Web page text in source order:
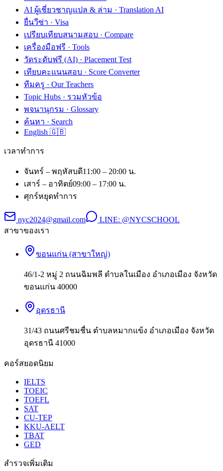
AI ผู้เชี่ยวชาญแปล & ล่าม · Translation AI
ยื่นวีซ่า · Visa
เปรียบเทียบสนามสอบ · Compare
เครื่องมือฟรี · Tools
วัดระดับฟรี (AI) · Placement Test
เทียบคะแนนสอบ · Score Converter
ทีมครู · Our Teachers
Topic Hubs · รวมหัวข้อ
พจนานุกรม · Glossary
ค้นหา · Search
English 🇬🇧
เวลาทำการ
จันทร์ – พฤหัสบดี11:00 – 20:00 น.
เสาร์ – อาทิตย์09:00 – 17:00 น.
ศุกร์หยุดทำการ
nyc2024@gmail.com LINE: @NYCSCHOOL
สาขาของเรา
ขอนแก่น (สาขาใหญ่)
46/1-2 หมู่ 2 ถนนฉิมพลี ตำบลในเมือง อำเภอเมือง จังหวัด
ขอนแก่น 40000
อุดรธานี
31/43 ถนนศรีชมชื่น ตำบลหมากแข้ง อำเภอเมือง จังหวัด
อุดรธานี 41000
คอร์สยอดนิยม
IELTS
TOEIC
TOEFL
SAT
CU-TEP
KKU-AELT
TBAT
GED
สำรวจเพิ่มเติม